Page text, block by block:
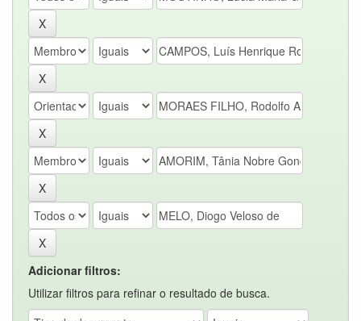
Adicionar filtros:
Utilizar filtros para refinar o resultado de busca.